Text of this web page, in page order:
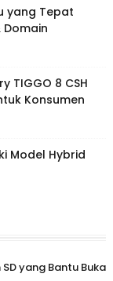
yang Tepat
Domain
TIGGO 8 CSH
Konsumen
Model Hybrid
yang Bantu Buka